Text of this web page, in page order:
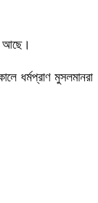
আছে।
ধর্মপ্রাণ মুসলমানরা